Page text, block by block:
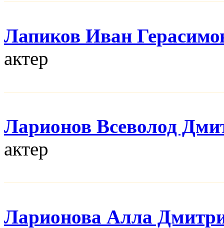
Лапиков Иван
актер
Ларионов Всеволод
актер
Ларионова Алла